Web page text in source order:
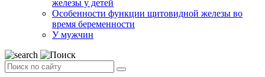
железы у детей
Особенности функции щитовидной железы во
время беременности
У мужчин